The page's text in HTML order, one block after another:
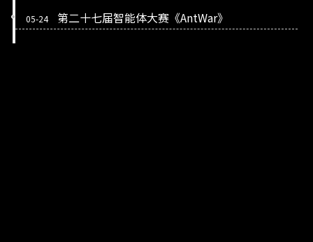
05-24 第二十七届智能体大赛《AntWar》